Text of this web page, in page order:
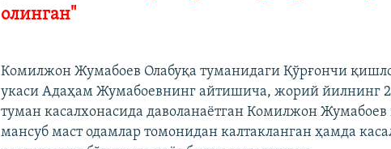
олинган"
Комилжон Жумабоев Олабуқа туманидаги Қўрғончи
укаси Адаҳам Жумабоевнинг айтишича, жорий йилнинг
туман касалхонасида даволанаётган Комилжон Жумабоев
мансуб маст одамлар томонидан калтакланган ҳамда